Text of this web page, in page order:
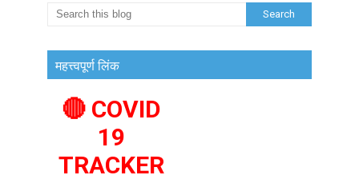
महत्त्वपूर्ण लिंक
🔴 COVID
19
TRACKER